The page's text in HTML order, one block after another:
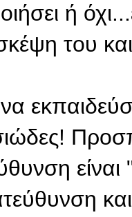
ή
του
να